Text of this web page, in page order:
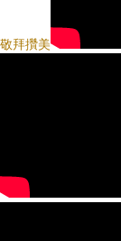
敬拜攢美